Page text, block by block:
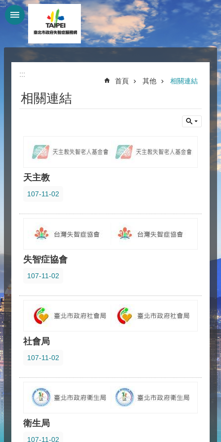
跳到主要內容區塊
:::
:::
首頁 其他 相關連結
相關連結
天主教
107-11-02
失智症協會
107-11-02
社會局
107-11-02
衛生局
107-11-02